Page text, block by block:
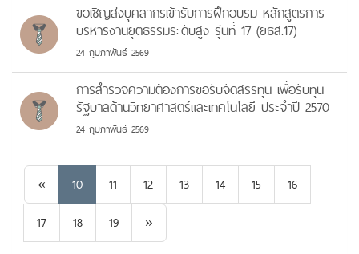
ขอเชิญส่งบุคลากรเข้ารับการฝึกอบรม หลักสูตรการ
บริหารงานยุติธรรมระดับสูง รุ่นที่ 17 (ยธส.17)
24 กุมภาพันธ์ 2569
การสำรวจความต้องการขอรับจัดสรรทุน เพื่อรับทุน
รัฐบาลด้านวิทยาศาสตร์และเทคโนโลยี ประจำปี 2570
24 กุมภาพันธ์ 2569
« Previous
10 11 12 13 14 15
16
17
18 19 »